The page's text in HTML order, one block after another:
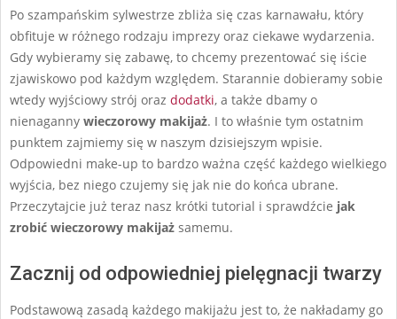
Po szampańskim sylwestrze zbliża się czas karnawału, który
obfituje w różnego rodzaju imprezy oraz ciekawe wydarzenia.
Gdy wybieramy się zabawę, to chcemy prezentować się iście
zjawiskowo pod każdym względem. Starannie dobieramy sobie
wtedy wyjściowy strój oraz dodatki, a także dbamy o
nienaganny wieczorowy makijaż. I to właśnie tym ostatnim
punktem zajmiemy się w naszym dzisiejszym wpisie.
Odpowiedni make-up to bardzo ważna część każdego wielkiego
wyjścia, bez niego czujemy się jak nie do końca ubrane.
Przeczytajcie już teraz nasz krótki tutorial i sprawdźcie jak
zrobić wieczorowy makijaż samemu.
Zacznij od odpowiedniej pielęgnacji twarzy
Podstawową zasadą każdego makijażu jest to, że nakładamy go